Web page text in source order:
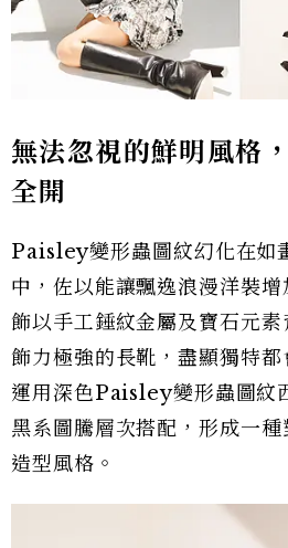
無法忽視的鮮明風格
全開
Paisley變形蟲圖紋幻化在如
中，佐以能讓飄逸浪漫洋裝增
飾以手工錘紋金屬及寶石元
飾力極強的長靴，盡顯獨特
運用深色Paisley變形蟲圖紋
黑系圖騰層次搭配，形成一
造型風格。